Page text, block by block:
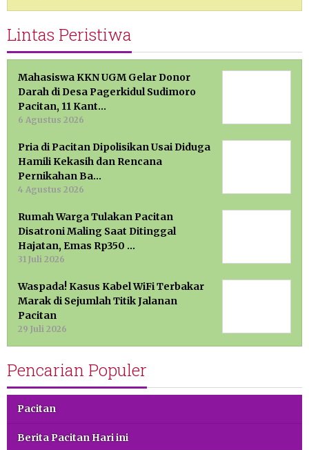
Lintas Peristiwa
Mahasiswa KKN UGM Gelar Donor
Darah di Desa Pagerkidul Sudimoro
Pacitan, 11 Kant…
6 Agustus 2026
Pria di Pacitan Dipolisikan Usai Diduga
Hamili Kekasih dan Rencana
Pernikahan Ba…
4 Agustus 2026
Rumah Warga Tulakan Pacitan
Disatroni Maling Saat Ditinggal
Hajatan, Emas Rp350 …
31 Juli 2026
Waspada! Kasus Kabel WiFi Terbakar
Marak di Sejumlah Titik Jalanan
Pacitan
29 Juli 2026
Pencarian Populer
Pacitan
Berita Pacitan Hari ini